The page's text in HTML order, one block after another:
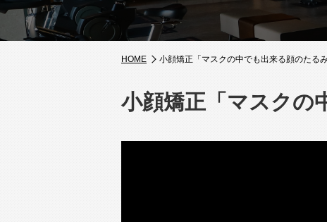
HOME 小顔矯正「マスクの中でも出来る顔のたるみ
小顔矯正「マスクの